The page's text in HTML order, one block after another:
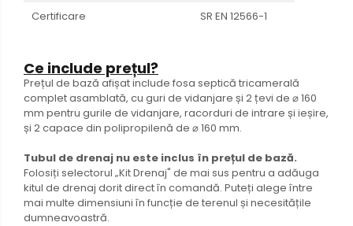
Certificare
SR EN 12566-1
Ce include prețul?
Prețul de bază afișat include fosa septică tricamerală
complet asamblată, cu guri de vidanjare și 2 țevi de ⌀ 160
mm pentru gurile de vidanjare, racorduri de intrare și ieșire,
și 2 capace din polipropilenă de ⌀ 160 mm.
Tubul de drenaj nu este inclus în prețul de bază.
Folosiți selectorul „Kit Drenaj" de mai sus pentru a adăuga
kitul de drenaj dorit direct în comandă. Puteți alege între
mai multe dimensiuni în funcție de terenul și necesitățile
dumneavoastră.